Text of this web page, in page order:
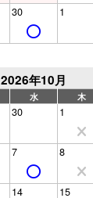
30 1
2026年10月
水 木
30 1
7 8
14 15